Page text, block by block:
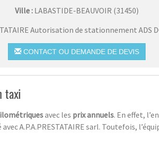
Ville : LABASTIDE-BEAUVOIR (31450)
Autorisation de stationnement ADS
CONTACT OU DEMANDE DE DEVIS
taxi
avec les prix annuels. En effet,
avec A.P.A.PRESTATAIRE sarl. Toutefois,